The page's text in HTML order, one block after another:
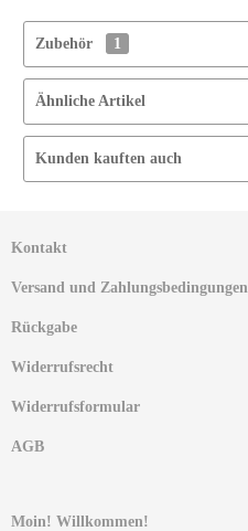
Zubehör 1
Ähnliche Artikel
Kunden kauften auch
Kontakt
Versand und Zahlungsbedingungen
Rückgabe
Widerrufsrecht
Widerrufsformular
AGB
Moin! Willkommen!